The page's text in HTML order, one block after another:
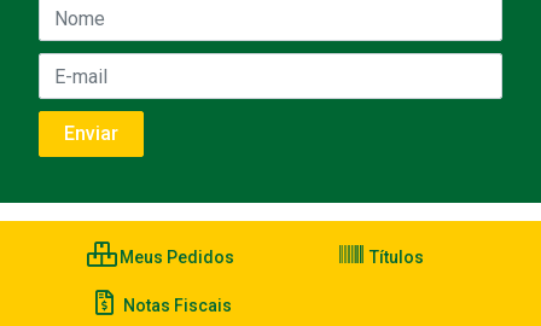
Meus Pedidos Títulos
Notas Fiscais